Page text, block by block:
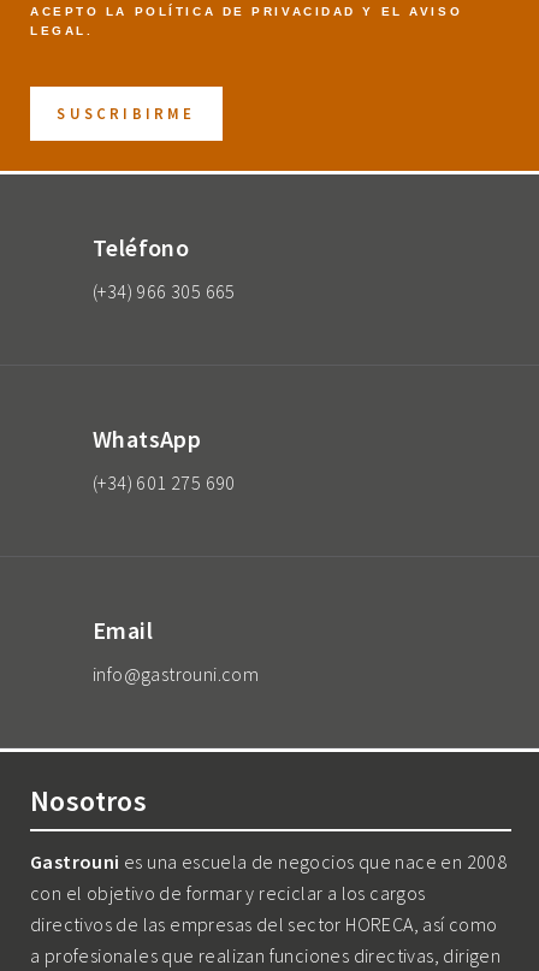
ACEPTO LA POLÍTICA DE PRIVACIDAD Y ELAVISO
LEGAL
Teléfono
(+34) 966 305 665
WhatsApp
(+34) 601 275 690
Email
info@gastrouni.com
Nosotros
Gastrouni es una escuela de negocios que nace en 2008
con el objetivo de formar y reciclar a los cargos
directivos de las empresas del sector HORECA, así como
a profesionales que realizan funciones directivas, dirigen